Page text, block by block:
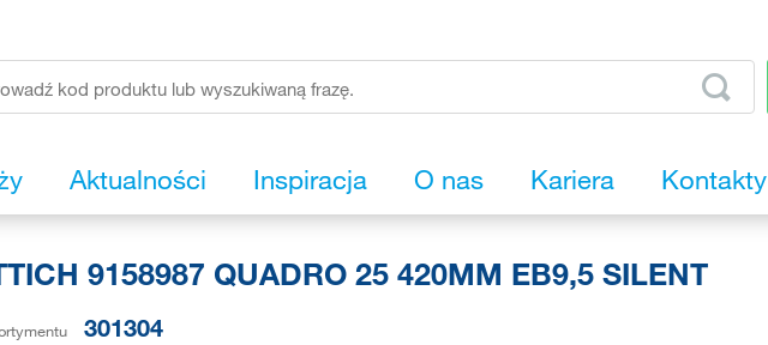
Aktualności Inspiracja O nas Kariera Kontakty
9158987 QUADRO 25 420MM EB9,5 SILENT
301304